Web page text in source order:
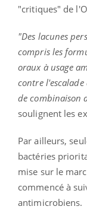
"critiques" de
"Des lacunes
compris les
oraux à usage
contre l'escalade
de combinaison
soulignent les
Par ailleurs,
bactéries
mise sur le
commencé à
antimicrobiens.